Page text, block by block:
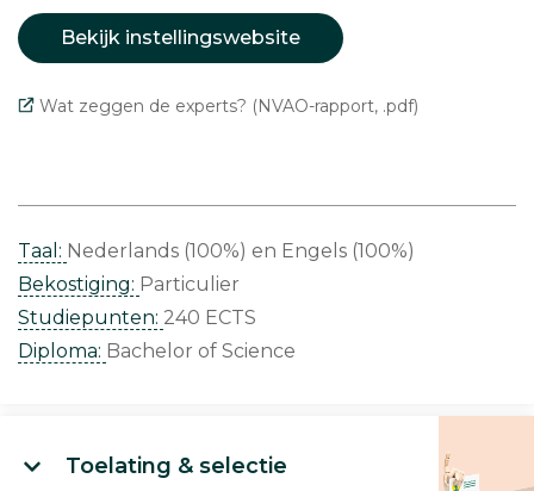
Bekijk instellingswebsite
Wat zeggen de experts? (NVAO-rapport, .pdf)
Taal: Nederlands (100%)
Engels (100%)
Bekostiging: Particulier
Studiepunten: 240 ECTS
Diploma: Bachelor of Science
Toelating & selectie